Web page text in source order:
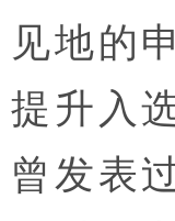
见地的
提升入
曾发表